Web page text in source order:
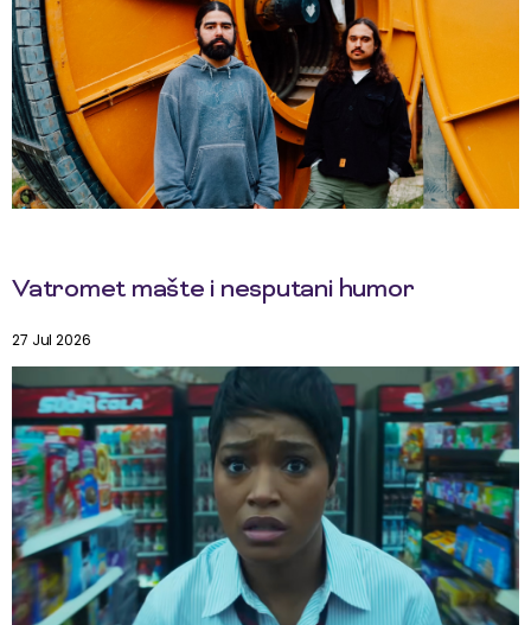
Vatromet mašte i nesputani humor
27 Jul 2026